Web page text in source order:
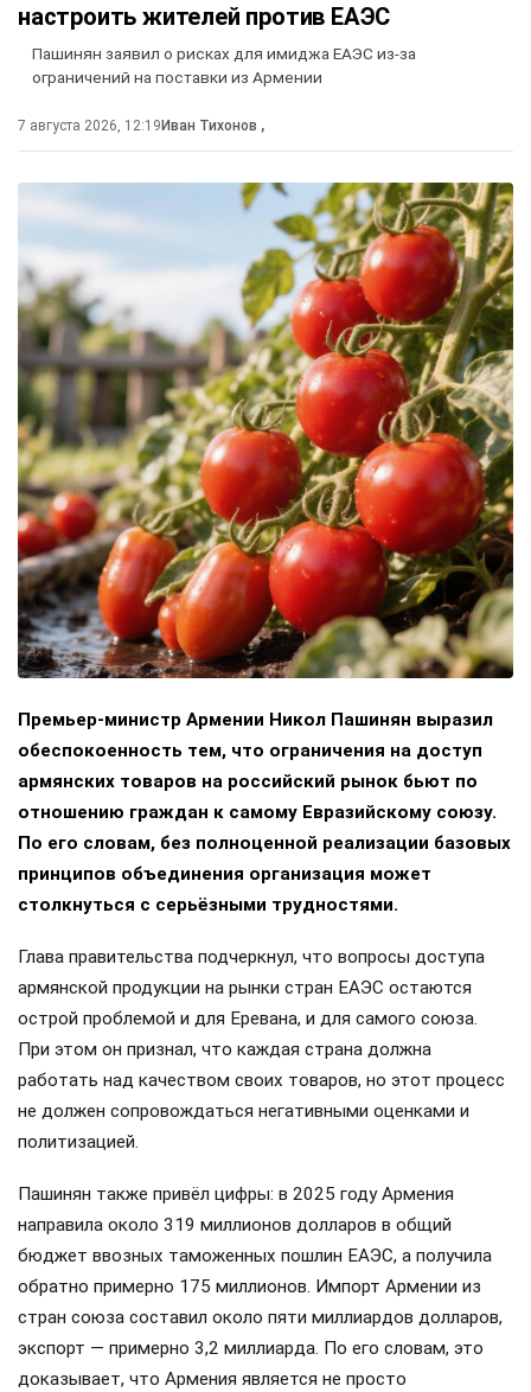
настроить жителей против ЕАЭС
Пашинян заявил о рисках для имиджа ЕАЭС из-за
ограничений на поставки из Армении
7 августа 2026, 12:19 Иван Тихонов ,
Премьер-министр Армении Никол Пашинян выразил
обеспокоенность тем, что ограничения на доступ
армянских товаров на российский рынок бьют по
отношению граждан к самому Евразийскому союзу.
По его словам, без полноценной реализации базовых
принципов объединения организация может
столкнуться с серьёзными трудностями.
Глава правительства подчеркнул, что вопросы доступа
армянской продукции на рынки стран ЕАЭС остаются
острой проблемой и для Еревана, и для самого союза.
При этом он признал, что каждая страна должна
работать над качеством своих товаров, но этот процесс
не должен сопровождаться негативными оценками и
политизацией.
Пашинян также привёл цифры: в 2025 году Армения
направила около 319 миллионов долларов в общий
бюджет ввозных таможенных пошлин ЕАЭС, а получила
обратно примерно 175 миллионов. Импорт Армении из
стран союза составил около пяти миллиардов долларов,
экспорт — примерно 3,2 миллиарда. По его словам, это
доказывает, что Армения является не просто